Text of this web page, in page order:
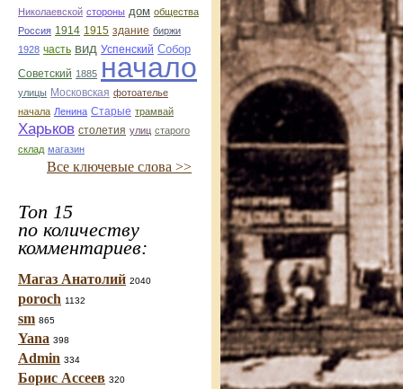
Николаевской стороны дом общества
Россия 1914 1915 здание биржи
1928 часть вид Успенский Собор
Советский 1885 начало
улицы Московская фотоателье
начала Ленина Старые трамвай
Харьков столетия улиц старого
склад магазин
Все ключевые слова >>
Топ 15
по количеству
комментариев:
Магаз Анатолий 2040
poroch 1132
sm 865
Yana 398
Admin 334
Борис Ассеев 320